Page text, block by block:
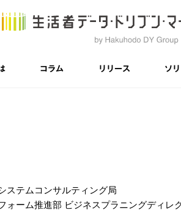
コラム リリース ソ
ステムコンサルティング局
ォーム推進部 ビジネスプラニングディレ